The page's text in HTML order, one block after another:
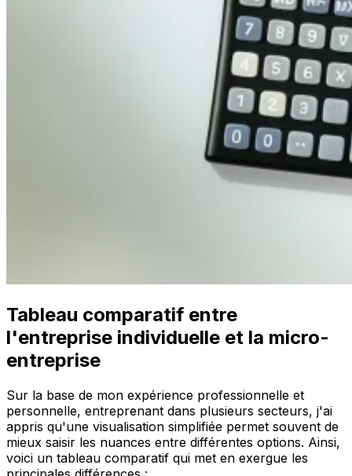
Tableau comparatif entre
l'entreprise individuelle et la micro-
entreprise
Sur la base de mon expérience professionnelle et
personnelle, entreprenant dans plusieurs secteurs, j'ai
appris qu'une visualisation simplifiée permet souvent de
mieux saisir les nuances entre différentes options. Ainsi,
voici un tableau comparatif qui met en exergue les